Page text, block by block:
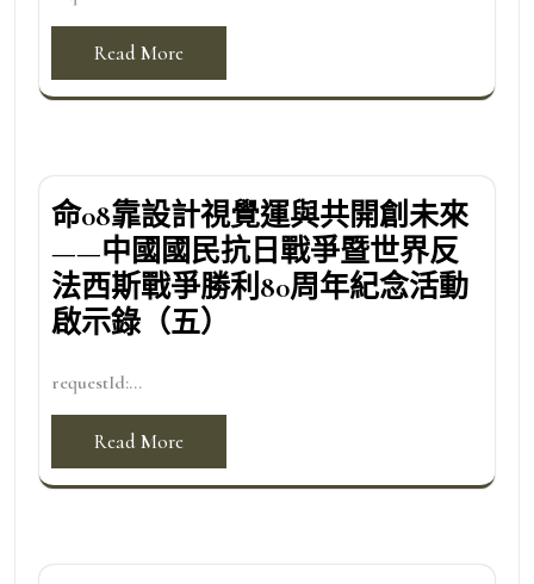
Read More
命08靠設計視覺運與共開創未來
——中國國民抗日戰爭暨世界反
法西斯戰爭勝利80周年紀念活動
啟示錄（五）
requestId:...
Read More